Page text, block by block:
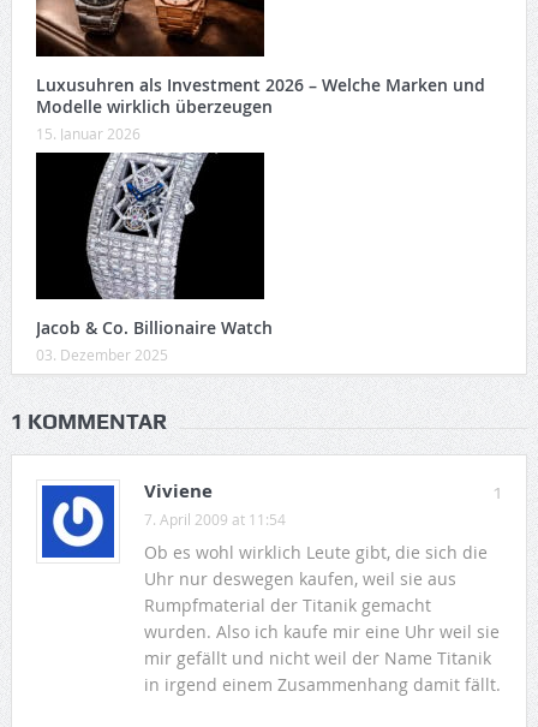
Luxusuhren als Investment 2026 – Welche Marken und
Modelle wirklich überzeugen
15. Januar 2026
Jacob & Co. Billionaire Watch
03. Dezember 2025
1 KOMMENTAR
1
Viviene
7. April 2009 at 11:54
Ob es wohl wirklich Leute gibt, die sich die
Uhr nur deswegen kaufen, weil sie aus
Rumpfmaterial der Titanik gemacht
wurden. Also ich kaufe mir eine Uhr weil sie
mir gefällt und nicht weil der Name Titanik
in irgend einem Zusammenhang damit fällt.